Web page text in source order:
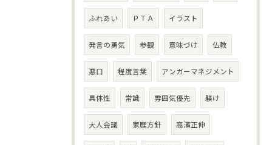
ふれあい ＰＴＡ イラスト
発言の勇気 参観 意味づけ 仏教
悪口 程度言葉 アンガーマネジメント
具体性 常識 雰囲気優先 躾け
大人会議 家庭方針 高濱正伸